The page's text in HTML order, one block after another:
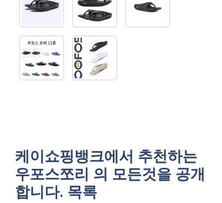
케이쇼핑뱅크에서 추천하는
우포스쪼리 의 모든것을 공개
합니다. 목록